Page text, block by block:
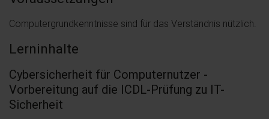
Computergrundkenntnisse sind für das Verständnis nützlich.
Lerninhalte
Cybersicherheit für Computernutzer -
Vorbereitung auf die ICDL-Prüfung zu IT-
Sicherheit